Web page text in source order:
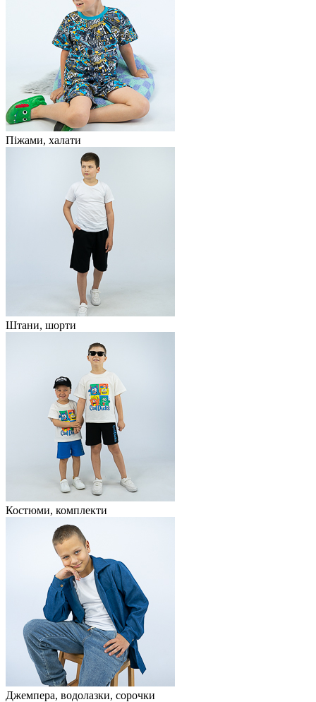
Піжами, халати
Штани, шорти
Костюми, комплекти
Джемпера, водолазки, сорочки